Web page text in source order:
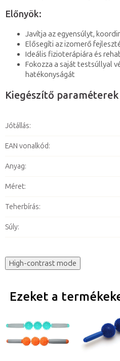
Előnyök:
Javítja az egyensúlyt,
Elősegíti az izomerő
Ideális fizioterápiára és
Fokozza a saját testsúllyal
hatékonyságát
Kiegészítő paraméterek
Jótállás:
EAN vonalkód:
Anyag:
Méret:
Teherbírás:
Súly:
High-contrast mode
Ezeket a